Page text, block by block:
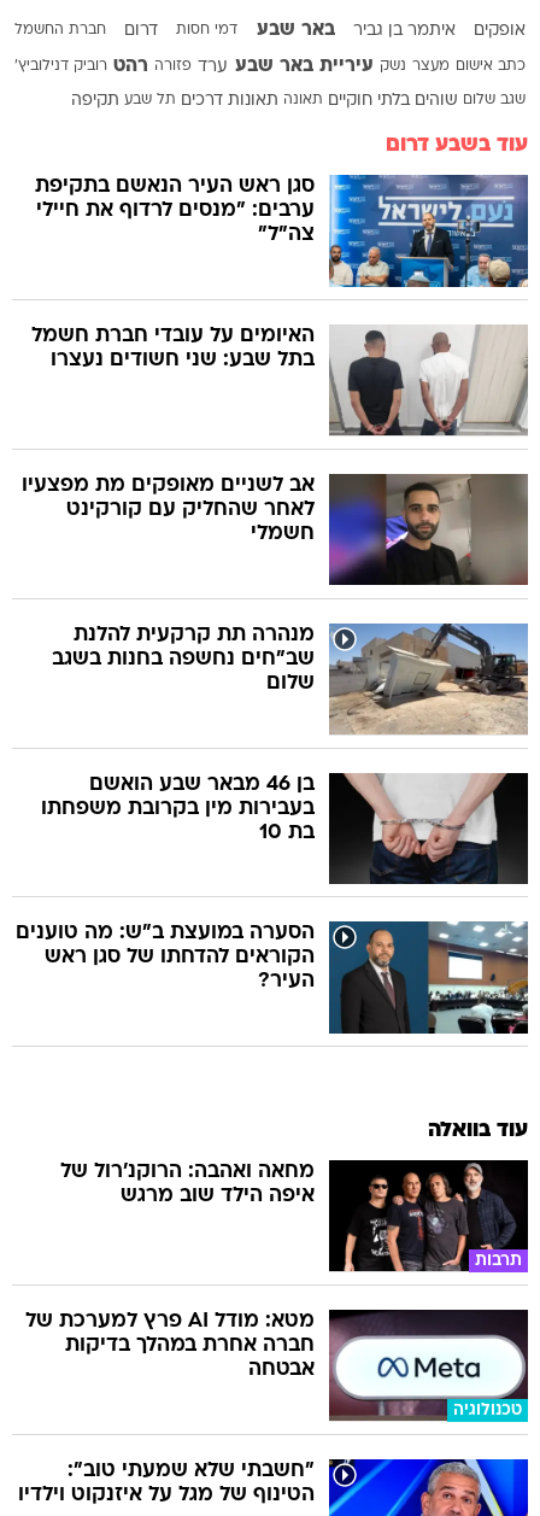
אופקים איתמר בן גביר באר שבע דמי חסות דרום חברת החשמל
כתב אישום מעצר נשק עיריית באר שבע ערד פזורה רהט רוביק דנילוביץ'
שגב שלום שוהים בלתי חוקיים תאונה תאונות דרכים תל שבע תקיפה
עוד בשבע דרום
סגן ראש העיר הנאשם בתקיפת
ערבים: "מנסים לרדוף את חיילי
צה"ל"
האיומים על עובדי חברת חשמל
בתל שבע: שני חשודים נעצרו
אב לשניים מאופקים מת מפצעיו
לאחר שהחליק עם קורקינט
חשמלי
מנהרה תת קרקעית להלנת
שב"חים נחשפה בחנות בשגב
שלום
בן 46 מבאר שבע הואשם
בעבירות מין בקרובת משפחתו
בת 10
הסערה במועצת ב"ש: מה טוענים
הקוראים להדחתו של סגן ראש
העיר?
עוד בוואלה
תרבות
מחאה ואהבה: הרוקנ'רול של
איפה הילד שוב מרגש
טכנולוגיה
מטא: מודל AI פרץ למערכת של
חברה אחרת במהלך בדיקות
אבטחה
"חשבתי שלא שמעתי טוב":
הטינוף של מגל על איזנקוט וילדיו